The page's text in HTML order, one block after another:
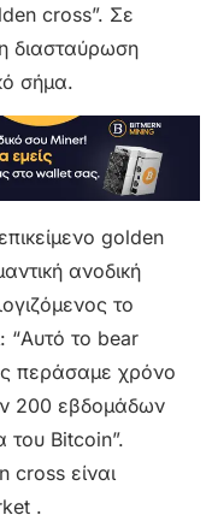
cross”. Σε
διασταύρωση
σήμα.
golden
ανοδική
τo
“Αυτό το bear
περάσαμε χρόνο
200 εβδομάδων
του Bitcoin”.
cross είναι
.